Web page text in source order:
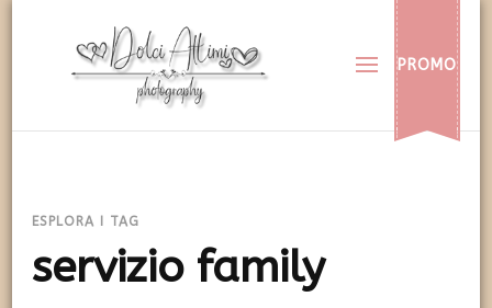
Dolci Attimi
Rendiamo immortali i vostri dolci momenti
PROMO
ESPLORA I TAG
servizio family